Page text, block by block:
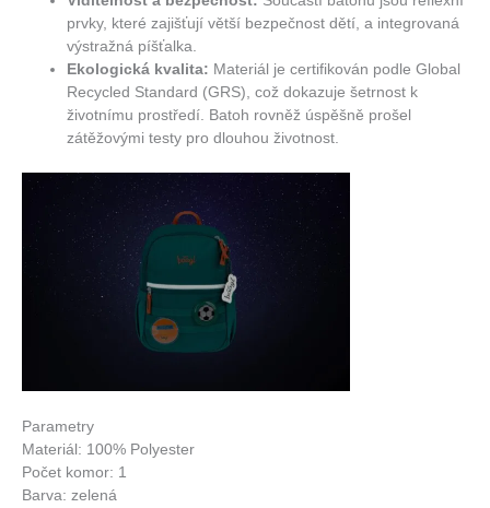
prvky, které zajišťují větší bezpečnost dětí, a integrovaná
výstražná píšťalka.
Ekologická kvalita: Materiál je certifikován podle Global
Recycled Standard (GRS), což dokazuje šetrnost k
životnímu prostředí. Batoh rovněž úspěšně prošel
zátěžovými testy pro dlouhou životnost.
Parametry
Materiál: 100% Polyester
Počet komor: 1
Barva: zelená